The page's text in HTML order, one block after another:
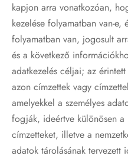
kapjon arra vonatkozóan,
kezelése folyamatban van-e,
folyamatban van, jogosult
és a következő
adatkezelés céljai; az
azon címzettek vagy
amelyekkel a személyes
fogják, ideértve különösen a
címzetteket, illetve a
adatok tárolásának tervezett